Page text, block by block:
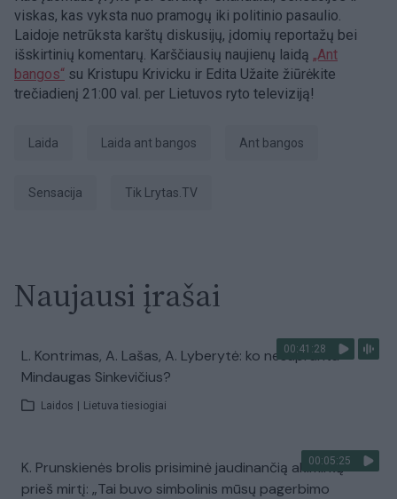
viskas, kas vyksta nuo pramogų iki politinio pasaulio.
Laidoje netrūksta karštų diskusijų, įdomių reportažų bei
išskirtinių komentarų. Karščiausių naujienų laidą „Ant
bangos“ su Kristupu Krivicku ir Edita Užaite žiūrėkite
trečiadienį 21:00 val. per Lietuvos ryto televiziją!
laida Laida ant bangos ant bangos
sensacija tik Lrytas.TV
Naujausi įrašai
00:41:28
L. Kontrimas, A. Lašas, A. Lyberytė: ko nesupranta
Mindaugas Sinkevičius?
Laidos Lietuva tiesiogiai
00:05:25
K. Prunskienės brolis prisiminė jaudinančią akimirką
prieš mirtį: „Tai buvo simbolinis mūsų pagerbimo